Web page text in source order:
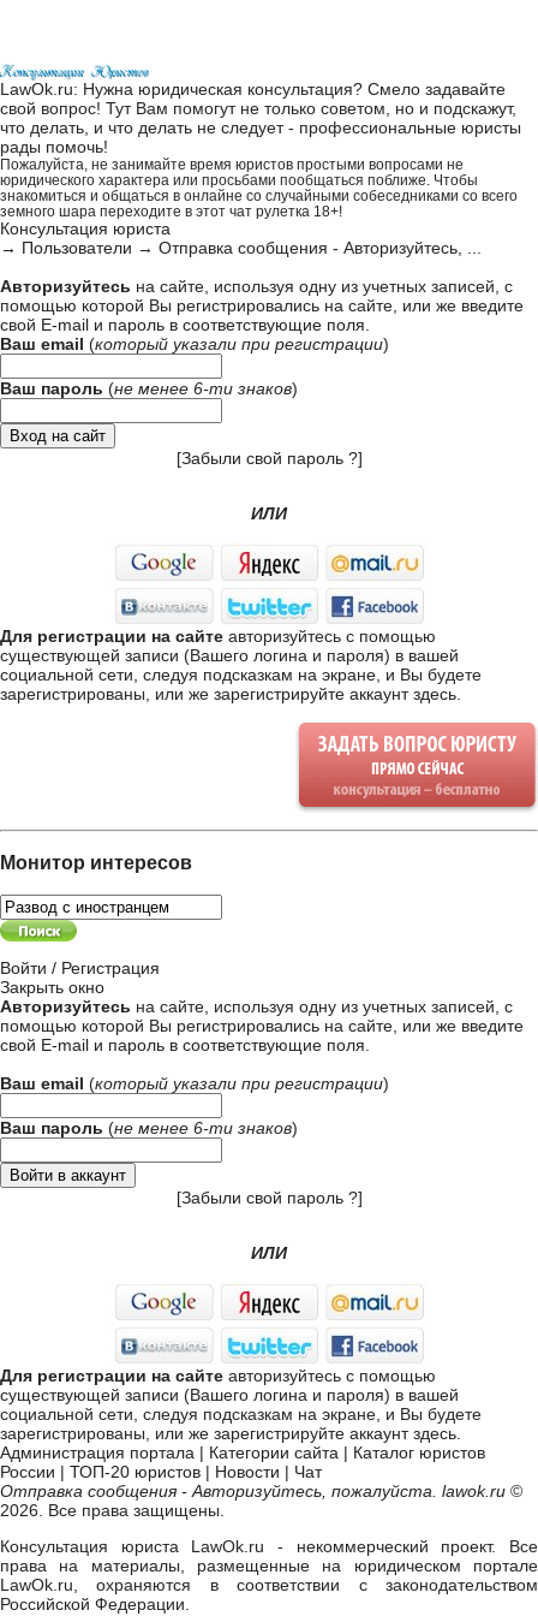
LawOk.ru: Нужна юридическая консультация? Смело задавайте
свой вопрос! Тут Вам помогут не только советом, но и подскажут,
что делать, и что делать не следует - профессиональные юристы
рады помочь!
Пожалуйста, не занимайте время юристов простыми вопросами не
юридического характера или просьбами пообщаться поближе. Чтобы
знакомиться и общаться в онлайне со случайными собеседниками со всего
земного шара переходите в этот чат рулетка 18+!
Консультация юриста
→ Пользователи → Отправка сообщения - Авторизуйтесь, ...
Авторизуйтесь на сайте, используя одну из учетных записей, с
помощью которой Вы регистрировались на сайте, или же введите
свой E-mail и пароль в соответствующие поля
Ваш email (который указали при регистрации)
Ваш пароль (не менее 6-ти знаков)
[Забыли свой пароль ?]
ИЛИ
Для регистрации на сайте авторизуйтесь с помощью
существующей записи (Вашего логина и пароля) в вашей
социальной сети, следуя подсказкам на экране, и Вы будете
зарегистрированы, или же зарегистрируйте аккаунт здесь
Монитор интересов
Войти / Регистрация
Закрыть окно
Авторизуйтесь на сайте, используя одну из учетных записей, с
помощью которой Вы регистрировались на сайте, или же введите
свой E-mail и пароль в соответствующие поля
Ваш email (который указали при регистрации)
Ваш пароль (не менее 6-ти знаков)
[Забыли свой пароль ?]
ИЛИ
Для регистрации на сайте авторизуйтесь с помощью
существующей записи (Вашего логина и пароля) в вашей
социальной сети, следуя подсказкам на экране, и Вы будете
зарегистрированы, или же зарегистрируйте аккаунт здесь
Администрация портала | Категории сайта | Каталог юристов
России | ТОП-20 юристов | Новости | Чат
Отправка сообщения - Авторизуйтесь, пожалуйста. lawok.ru ©
2026. Все права защищены.
Консультация юриста LawOk.ru - некоммерческий проект. Все
права на материалы, размещенные на юридическом портале
LawOk.ru, охраняются в соответствии с законодательством
Российской Федерации.